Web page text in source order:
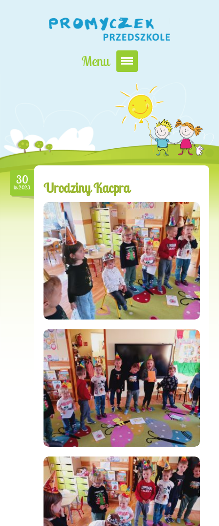
Menu
Zapisy i opłaty
Kontakt
30
lis.2023 Urodziny Kacpra